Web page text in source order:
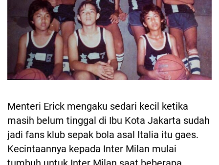
Menteri Erick mengaku sedari kecil ketika
masih belum tinggal di Ibu Kota Jakarta sudah
jadi fans klub sepak bola asal Italia itu gaes.
Kecintaannya kepada Inter Milan mulai